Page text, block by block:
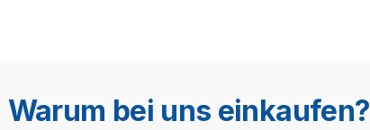
Warum bei uns einkaufen?